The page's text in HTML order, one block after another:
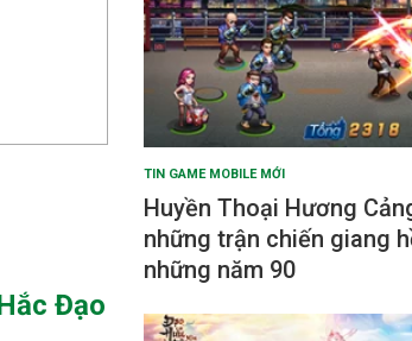
Đạo
TIN GAME MOBILE MỚI
Huyền Thoại Hương
những trận chiến giang
những năm 90